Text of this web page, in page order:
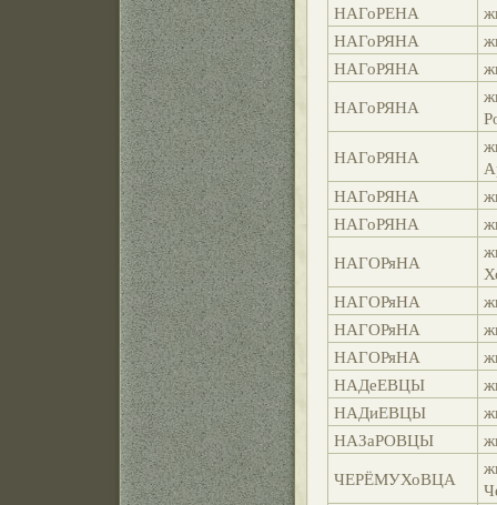
НАГоРЕНА
НАГоРЯНА
НАГоРЯНА
НАГоРЯНА
НАГоРЯНА
НАГоРЯНА
НАГоРЯНА
НАГОРяНА
НАГОРяНА
НАГОРяНА
НАГОРяНА
НАДеЕВЦЫ
НАДиЕВЦЫ
НАЗаРОВЦЫ
ЧЕРЁМУХоВЦА